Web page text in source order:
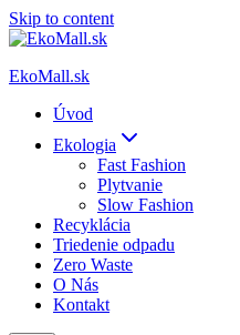
Skip to content
EkoMall.sk
Úvod
Ekologia
Fast Fashion
Plytvanie
Slow Fashion
Recyklácia
Triedenie odpadu
Zero Waste
O Nás
Kontakt